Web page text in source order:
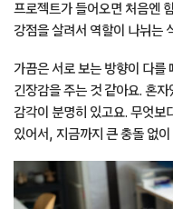
프로젝트가 들어오면 처음엔
강점을 살려서 역할이 나뉘는
가끔은 서로 보는 방향이 다를
긴장감을 주는 것 같아요. 혼
감각이 분명히 있고요. 무엇보
있어서, 지금까지 큰 충돌 없